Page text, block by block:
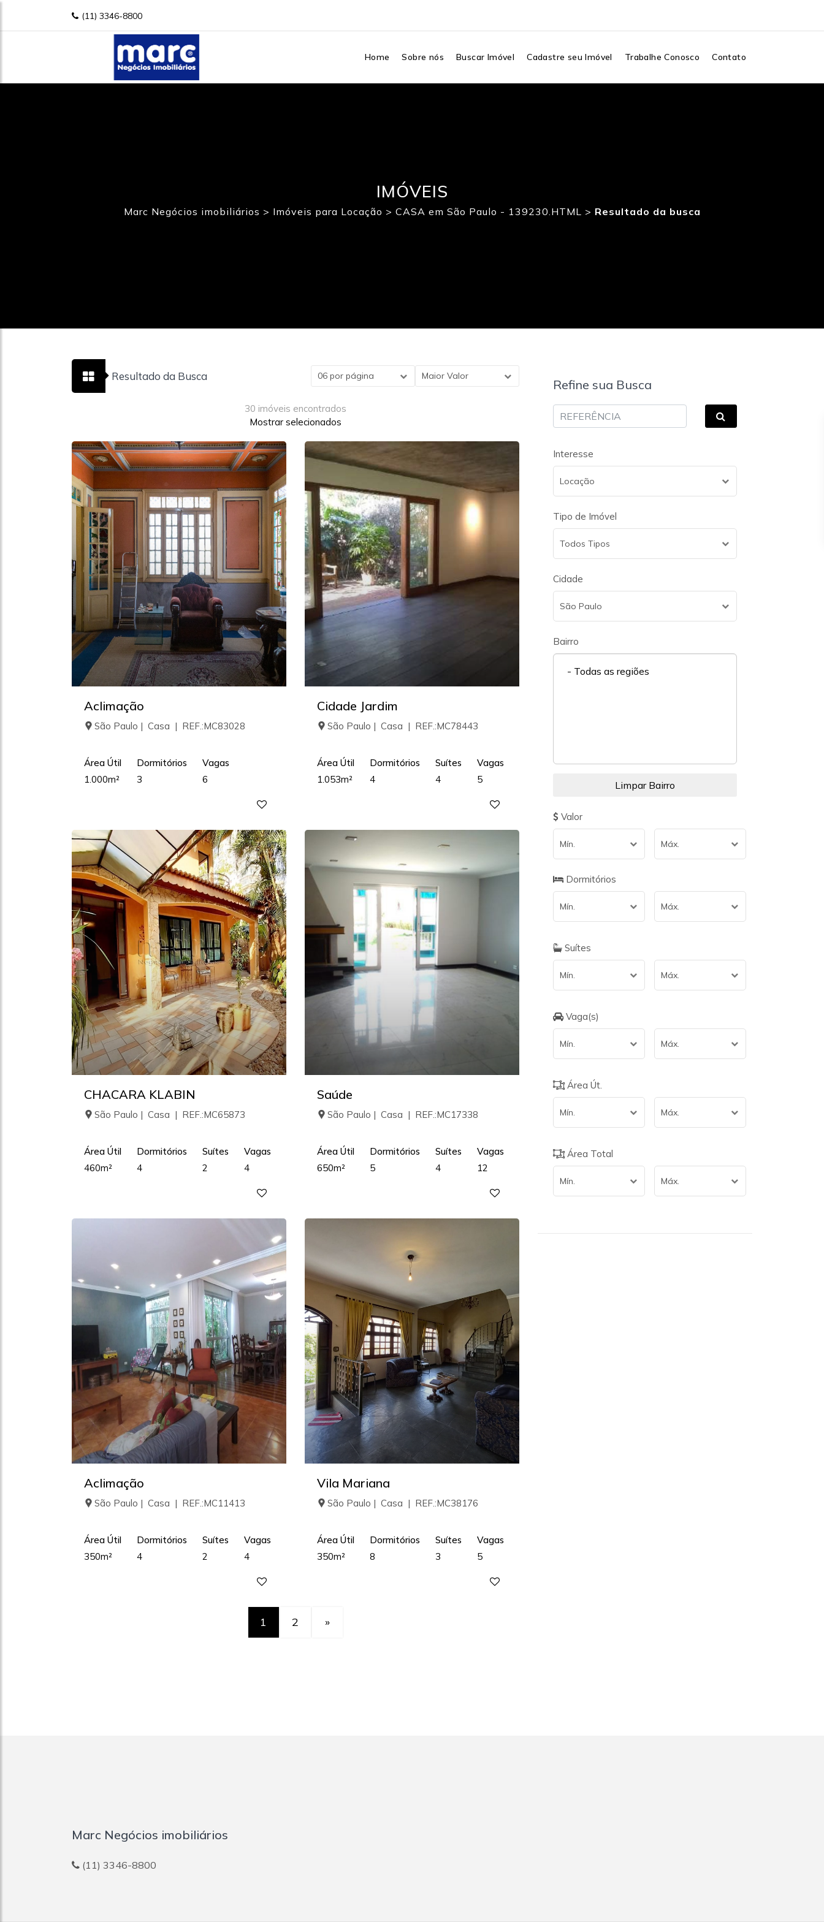
(11) 3346-8800
Home Sobre nós Buscar Imóvel Cadastre seu Imóvel Trabalhe Conosco Contato
IMÓVEIS
Marc Negócios imobiliários > Imóveis para Locação > CASA em São Paulo - 139230.HTML > Resultado da busca
Resultado da Busca Maior Valor
06 por página
30 imóveis encontrados
Mostrar selecionados
Aclimação
São Paulo | Casa | REF.:MC83028
Área Útil
1.000m²
Dormitórios
3
Vagas
6
Cidade Jardim
São Paulo | Casa | REF.:MC78443
Área Útil
1.053m²
Dormitórios
4
Suítes
4
Vagas
5
CHACARA KLABIN
São Paulo | Casa | REF.:MC65873
Área Útil
460m²
Dormitórios
4
Suítes
2
Vagas
4
Saúde
São Paulo | Casa | REF.:MC17338
Área Útil
650m²
Dormitórios
5
Suítes
4
Vagas
12
Aclimação
São Paulo | Casa | REF.:MC11413
Área Útil
350m²
Dormitórios
4
Suítes
2
Vagas
4
Vila Mariana
São Paulo | Casa | REF.:MC38176
Área Útil
350m²
Dormitórios
8
Suítes
3
Vagas
5
1 2 »
Refine sua Busca
Interesse
Locação
Tipo de Imóvel
Todos Tipos
Cidade
São Paulo
Bairro
- Todas as regiões
Valor
Mín. Máx.
Dormitórios
Mín. Máx.
Suítes
Mín. Máx.
Vaga(s)
Mín. Máx.
Área Út.
Mín. Máx.
Área Total
Mín. Máx.
Marc Negócios imobiliários
(11) 3346-8800